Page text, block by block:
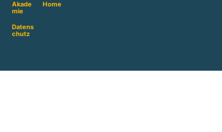
Akade
mie
Home
Datens
chutz